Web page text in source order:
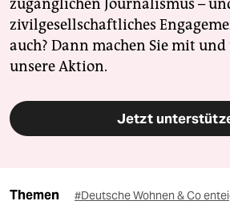
zugänglichen Journalismus –
zivilgesellschaftliches
auch? Dann machen Sie mit
unsere Aktion.
Jetzt
Themen #Deutsche Wohnen & Co